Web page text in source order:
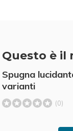
Questo è il
Spugna
varianti
(0)